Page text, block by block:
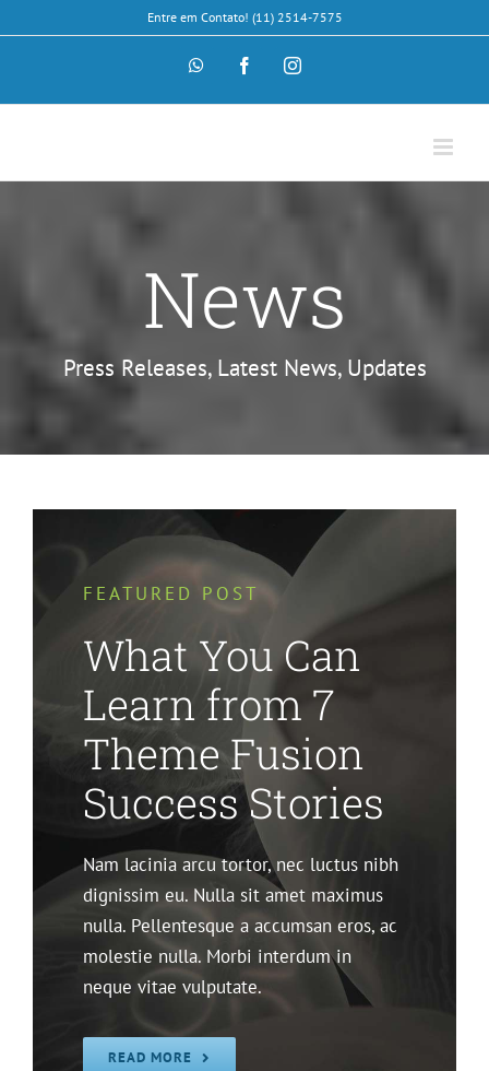
Entre em Contato! (11) 2514-7575
WhatsAppFacebookInstagram
News
Press Releases, Latest News, Updates
FEATURED POST
What You Can
Learn from 7
Theme Fusion
Success Stories
Nam lacinia arcu tortor, nec luctus nibh
dignissim eu. Nulla sit amet maximus
nulla. Pellentesque a accumsan eros, ac
molestie nulla. Morbi interdum in
neque vitae vulputate.
READ MORE